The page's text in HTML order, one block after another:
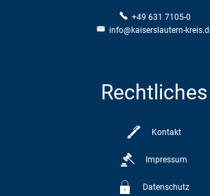
+49 631 7105-0
info@kaiserslautern-
Rechtliches
Kontakt
Impressum
Datenschutz